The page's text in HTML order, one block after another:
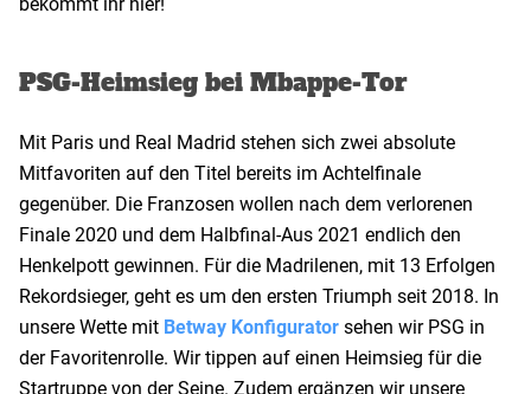
PSG-Heimsieg bei Mbappe-Tor
Mit Paris und Real Madrid stehen sich zwei absolute
Mitfavoriten auf den Titel bereits im Achtelfinale
gegenüber. Die Franzosen wollen nach dem verlorenen
Finale 2020 und dem Halbfinal-Aus 2021 endlich den
Henkelpott gewinnen. Für die Madrilenen, mit 13 Erfolgen
Rekordsieger, geht es um den ersten Triumph seit 2018. In
unsere Wette mit Betway Konfigurator sehen wir PSG in
der Favoritenrolle. Wir tippen auf einen Heimsieg für die
Startruppe von der Seine. Zudem ergänzen wir unsere